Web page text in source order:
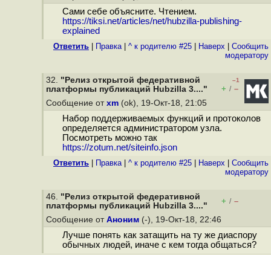
Сами себе объясните. Чтением.
https://tiksi.net/articles/net/hubzilla-publishing-
explained
Ответить Правка| ^ к родителю #25 Наверх
Cообщить
модератору
32. "Релиз открытой федеративной
платформы публикаций Hubzilla 3...."
–1
+ / –
Сообщение от xm (ok), 19-Окт-18, 21:05
Набор поддерживаемых функций и протоколов
определяется администратором узла.
Посмотреть можно так
https://zotum.net/siteinfo.json
Ответить Правка| ^ к родителю #25 Наверх
Cообщить
модератору
46. "Релиз открытой федеративной
платформы публикаций Hubzilla 3...."
+ / –
Сообщение от Аноним (-), 19-Окт-18, 22:46
Лучше понять как затащить на ту же диаспору
обычных людей, иначе с кем тогда общаться?